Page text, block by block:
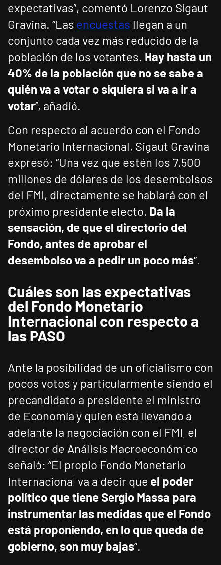
expectativas”, comentó Lorenzo Sigaut
Gravina. “Las encuestas llegan a un
conjunto cada vez más reducido de la
población de los votantes. Hay hasta un
40% de la población que no se sabe a
quién va a votar o siquiera si va a ir a
votar”, añadió.
Con respecto al acuerdo con el Fondo
Monetario Internacional, Sigaut Gravina
expresó: “Una vez que estén los 7.500
millones de dólares de los desembolsos
del FMI, directamente se hablará con el
próximo presidente electo. Da la
sensación, de que el directorio del
Fondo, antes de aprobar el
desembolso va a pedir un poco más”.
Cuáles son las expectativas
del Fondo Monetario
Internacional con respecto a
las PASO
Ante la posibilidad de un oficialismo con
pocos votos y particularmente siendo el
precandidato a presidente el ministro
de Economía y quien está llevando a
adelante la negociación con el FMI, el
director de Análisis Macroeconómico
señaló: “El propio Fondo Monetario
Internacional va a decir que el poder
político que tiene Sergio Massa para
instrumentar las medidas que el Fondo
está proponiendo, en lo que queda de
gobierno, son muy bajas”.